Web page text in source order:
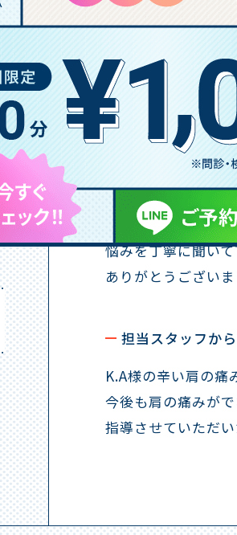
患者様からの声
肩が痛くて、泣き
悩みを丁寧に聞い
ありがとうござい
担当スタッフか
K.A様の辛い肩の痛
今後も肩の痛みが
指導させていただ